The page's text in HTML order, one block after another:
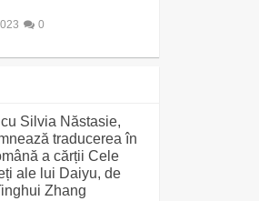
0
cu Silvia Năstasie,
traducerea în
a cărții Cele
ale lui Daiyu, de
Zhang